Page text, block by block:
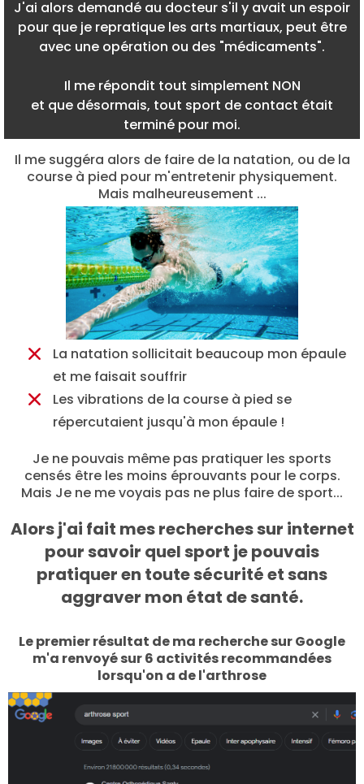
J'ai alors demandé au docteur s'il y avait un espoir
pour que je repratique les arts martiaux, peut être
avec une opération ou des "médicaments".
Il me répondit tout simplement NON
et que désormais, tout sport de contact était
terminé pour moi.
Il me suggéra alors de faire de la natation, ou de la
course à pied pour m'entretenir physiquement.
Mais malheureusement ...
La natation sollicitait beaucoup mon épaule
et me faisait souffrir
Les vibrations de la course à pied se
répercutaient jusqu'à mon épaule !
Je ne pouvais même pas pratiquer les sports
censés être les moins éprouvants pour le corps.
Mais Je ne me voyais pas ne plus faire de sport...
Alors j'ai fait mes recherches sur internet
pour savoir quel sport je pouvais
pratiquer en toute sécurité et sans
aggraver mon état de santé.
Le premier résultat de ma recherche sur Google
m'a renvoyé sur 6 activités recommandées
lorsqu'on a de l'arthrose